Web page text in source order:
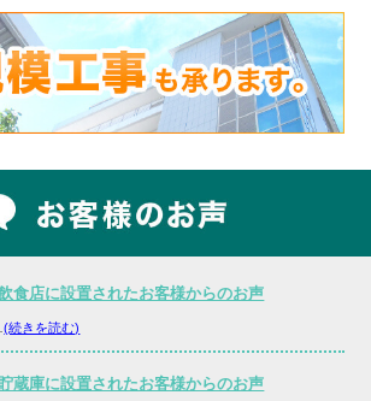
食店に設置されたお客様からのお声
(続きを読む)
蔵庫に設置されたお客様からのお声